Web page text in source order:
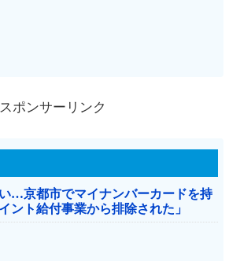
スポンサーリンク
…京都市でマイナンバーカードを持
ント給付事業から排除された」